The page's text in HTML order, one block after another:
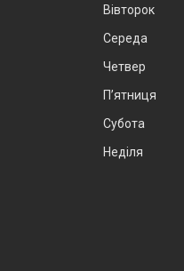
Вівторок
Середа
Четвер
Пʼятниця
Субота
Неділя